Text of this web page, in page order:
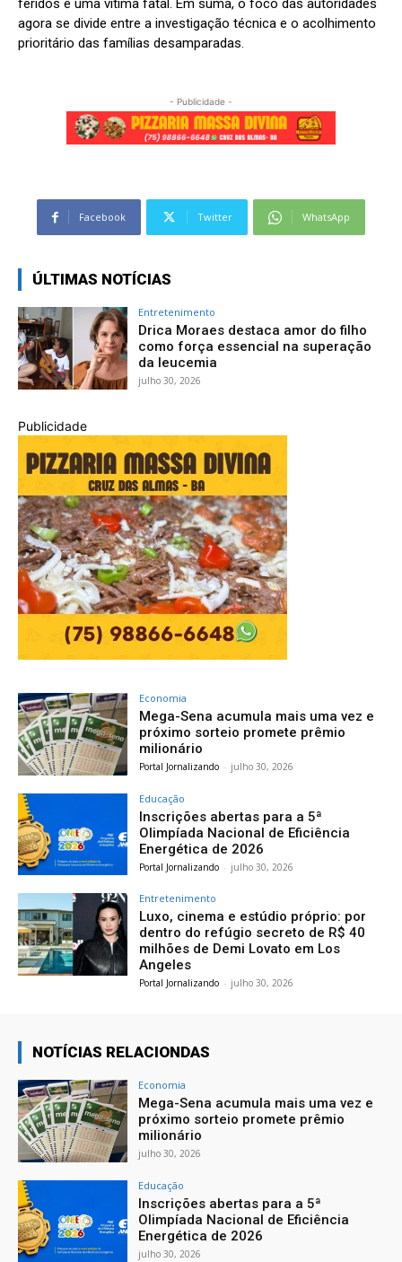
feridos e uma vítima fatal. Em suma, o foco das autoridades
agora se divide entre a investigação técnica e o acolhimento
prioritário das famílias desamparadas.
- Publicidade -
Facebook Twitter WhatsApp
ÚLTIMAS NOTÍCIAS
Entretenimento
Drica Moraes destaca amor do filho
como força essencial na superação
da leucemia
julho 30, 2026
Publicidade
Economia
Mega-Sena acumula mais uma vez e
próximo sorteio promete prêmio
milionário
Portal Jornalizando - julho 30, 2026
Educação
Inscrições abertas para a 5ª
Olimpíada Nacional de Eficiência
Energética de 2026
Portal Jornalizando - julho 30, 2026
Entretenimento
Luxo, cinema e estúdio próprio: por
dentro do refúgio secreto de R$ 40
milhões de Demi Lovato em Los
Angeles
Portal Jornalizando - julho 30, 2026
NOTÍCIAS RELACIONDAS
Economia
Mega-Sena acumula mais uma vez e
próximo sorteio promete prêmio
milionário
julho 30, 2026
Educação
Inscrições abertas para a 5ª
Olimpíada Nacional de Eficiência
Energética de 2026
julho 30, 2026